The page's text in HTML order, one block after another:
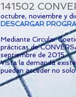
141502
octubre, noviembre y
DESCARGAR
Mediante Circular
prácticas de
septiembre de 2015.
Vista la demanda
puedan acceder no